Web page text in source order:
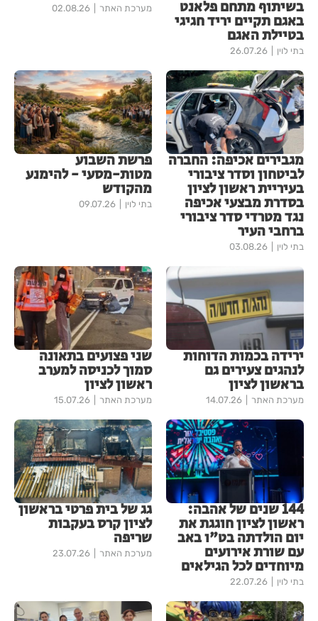
בשיתוף מתחם פלאנט
באגם תקיים יריד חגיגי
בטיילת האגם
בתי לוין 26.07.26
מערכת האתר 02.08.26
מגבירים אכיפה: החברה
לביטחון וסדר ציבורי
בעיריית ראשון לציון
בסדרת מבצעי אכיפה
נגד מטרדי סדר ציבורי
ברחבי העיר
בתי לוין 03.08.26
פרשת השבוע
מטות-מסעי - להימנע
מהקודש
בתי לוין 09.07.26
ירידה בכמות הדוחות
לנהגים צעירים גם
בראשון לציון
מערכת האתר 14.07.26
שני פצועים בתאונה
סמוך לכניסה למערב
ראשון לציון
מערכת האתר 15.07.26
144 שנים של אהבה:
ראשון לציון חוגגת את
יום הולדתה בט"ו באב
עם שורת אירועים
מיוחדים לכל הגילאים
בתי לוין 22.07.26
גג של בית פרטי בראשון
לציון קרס בעקבות
שריפה
מערכת האתר 23.07.26